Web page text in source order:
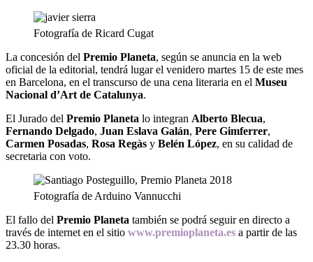
Fotografía de Ricard Cugat
La concesión del Premio Planeta, según se anuncia en la web
oficial de la editorial, tendrá lugar el venidero martes 15 de este mes
en Barcelona, en el transcurso de una cena literaria en el Museu
Nacional d’Art de Catalunya.
El Jurado del Premio Planeta lo integran Alberto Blecua,
Fernando Delgado, Juan Eslava Galán, Pere Gimferrer,
Carmen Posadas, Rosa Regàs y Belén López, en su calidad de
secretaria con voto.
Fotografía de Arduino Vannucchi
El fallo del Premio Planeta también se podrá seguir en directo a
través de internet en el sitio www.premioplaneta.es a partir de las
23.30 horas.